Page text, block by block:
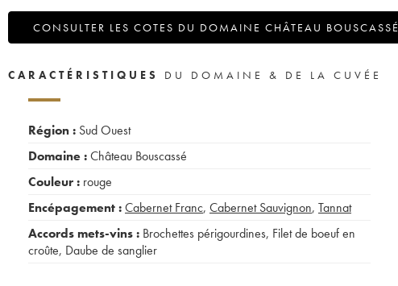
CONSULTER LES COTES DU DOMAINE CHÂTEAU BOUSCASSÉ
CARACTÉRISTIQUES DU DOMAINE & DE LA CUVÉE
Région : Sud Ouest
Domaine :Château Bouscassé
Couleur : rouge
Encépagement :Cabernet Franc, Cabernet Sauvignon, Tannat
Accords mets-vins : Brochettes périgourdines, Filet de boeuf en
croûte, Daube de sanglier